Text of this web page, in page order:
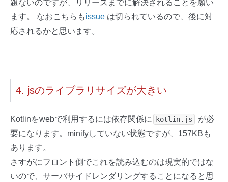
題ないのですが、リリースまでに解決されることを願い
ます。 なおこちらもissue は切られているので、後に対
応されるかと思います。
4. jsのライブラリサイズが大きい
Kotlinをwebで利用するには依存関係に kotlin.js
が必
要になります。minifyしていない状態ですが、157KBも
あります。
さすがにフロント側でこれを読み込むのは現実的ではな
いので、サーバサイドレンダリングすることになると思